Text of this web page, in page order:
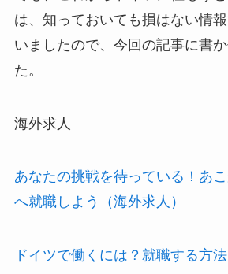
は、知っておいても損はない情
いましたので、今回の記事に書
た。
海外求人
あなたの挑戦を待っている！あ
へ就職しよう（海外求人）
ドイツで働くには？就職する方